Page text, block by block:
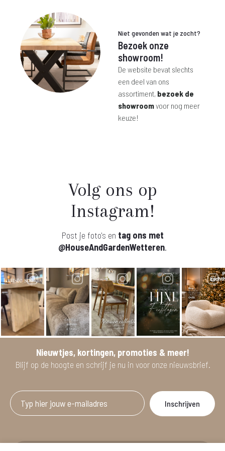
Niet gevonden wat je zocht?
Bezoek onze
showroom!
De website bevat slechts
een deel van ons
assortiment, bezoek de
showroomvoor nog meer
keuze!
Volg ons op
Instagram!
Post je foto's en tag ons met
@HouseAndGardenWetteren.
Nieuwtjes, kortingen, promoties & meer!
Blijf op de hoogte en schrijf je nu in voor onze nieuwsbrief.